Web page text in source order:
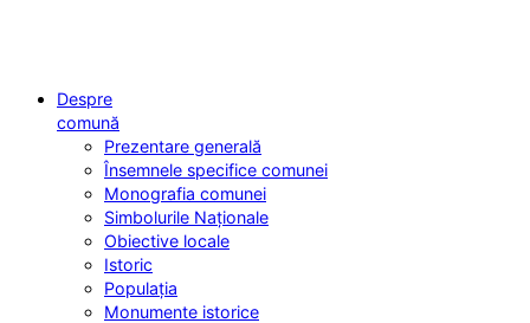
Despre
comună
Prezentare generală
Însemnele specifice comunei
Monografia comunei
Simbolurile Naționale
Obiective locale
Istoric
Populația
Monumente istorice